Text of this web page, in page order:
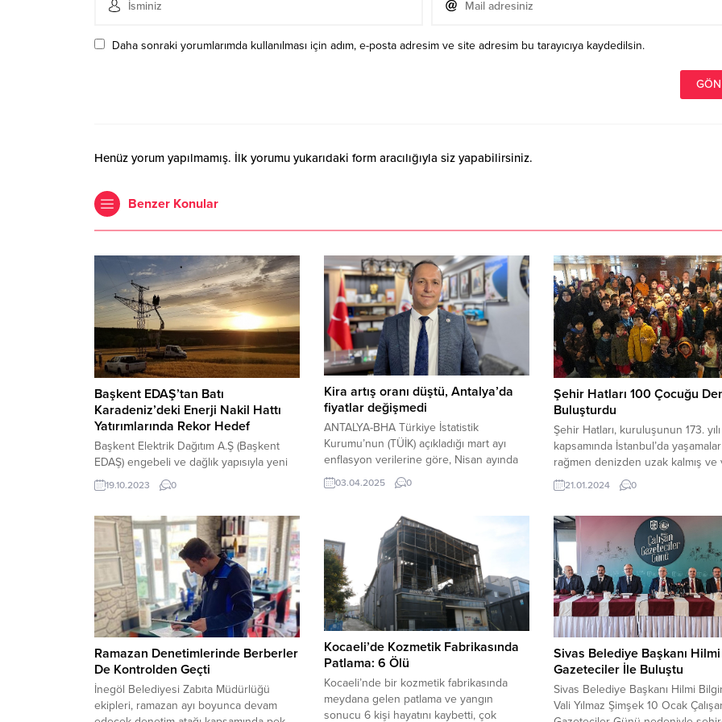
Daha sonraki yorumlarımda kullanılması için adım, e-posta adresim ve site adresim bu tarayıcıya kaydedilsin.
Henüz yorum yapılmamış. İlk yorumu yukarıdaki form aracılığıyla siz yapabilirsiniz.
Benzer Konular
Başkent EDAŞ’tan Batı
Karadeniz’deki Enerji Nakil Hattı
Yatırımlarında Rekor Hedef
Başkent Elektrik Dağıtım A.Ş (Başkent
EDAŞ) engebeli ve dağlık yapısıyla yeni
enerji hattı yapımının zor olduğu Batı
Karadeniz’de devreye aldığı projeleriyle,
yatırımlarda rekora koşuyor. Son yıllarda
elektrik dağıtım şirketlerinin kırsalda yeni
hat tesis etmesinin önünü açan hukuki
ve teknik düzenlemelerin de desteğiyle
Başkent EDAŞ, 2023 yılı...
19.10.2023 0
Kira artış oranı düştü, Antalya’da
fiyatlar değişmedi
ANTALYA-BHA Türkiye İstatistik
Kurumu’nun (TÜİK) açıkladığı mart ayı
enflasyon verilerine göre, Nisan ayında
kira sözleşmesini yenileyecek kiracılar
için uygulanacak artış oranı yüzde 51,26
yaklaşık 2 puanlık bir düşüş anlamına
geldiğini ifade eden Antalya Emlakçılar
Odası Başkanı İsmail Çağlar, “Kira oranı
artışının düşmesinin çok bir...
03.04.2025 0
Şehir Hatları 100 Çocuğu
Buluşturdu
Şehir Hatları, kuruluşunun 173. yılı
kapsamında İstanbul’da
rağmen denizden uzak kalmış ve
Boğaz turu yapma imkanı
ilköğretim öğrencilerini denizle
saat boyunca Boğaz’ın tadını
Şehir Hatları, kuruluşunun 173. yılı
kapsamında, İBB Sosyal Hizmetler
Müdürlüğü
işbirliğiyle İstanbul’un Ümraniye,
Bayrampaşa, Sultangazi ve Fatih
ilçelerinde oturan ancak
kalan...
21.01.2024 0
Ramazan Denetimlerinde Berberler
De Kontrolden Geçti
İnegöl Belediyesi Zabıta Müdürlüğü
ekipleri, ramazan ayı boyunca devam
Kocaeli’de Kozmetik Fabrikasında
Patlama: 6 Ölü
Kocaeli’nde bir kozmetik fabrikasında
meydana gelen patlama ve yangın
sonucu 6 kişi hayatını kaybetti, çok
Sivas Belediye Başkanı
Gazeteciler İle Buluştu
Sivas Belediye Başkanı Hilmi
Vali Yılmaz Şimşek 10 Ocak